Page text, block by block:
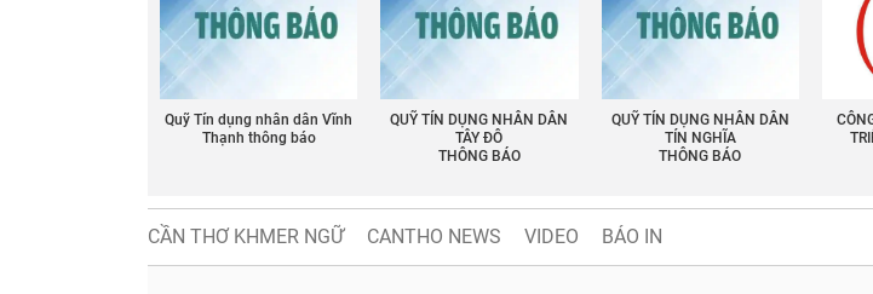
Quỹ Tín dụng nhân dân Vĩnh
Thạnh thông báo
QUỸ TÍN DỤNG NHÂN DÂN
TÂY ĐÔ
THÔNG BÁO
QUỸ TÍN DỤNG NHÂN DÂN
TÍN NGHĨA
THÔNG BÁO
CẦN THƠ KHMER NGỮ CANTHO NEWS VIDEO BÁO IN